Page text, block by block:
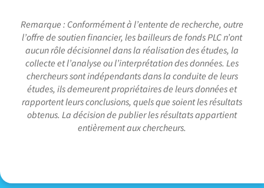
Remarque : Conformément à l’entente de recherche, outre
l’offre de soutien financier, les bailleurs de fonds PLC n’ont
aucun rôle décisionnel dans la réalisation des études, la
collecte et l’analyse ou l’interprétation des données. Les
chercheurs sont indépendants dans la conduite de leurs
études, ils demeurent propriétaires de leurs données et
rapportent leurs conclusions, quels que soient les résultats
obtenus. La décision de publier les résultats appartient
entièrement aux chercheurs.